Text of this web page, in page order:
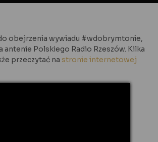
obejrzenia wywiadu #wdobrymtonie,
antenie Polskiego Radio Rzeszów. Kilka
przeczytać na stronie internetowej